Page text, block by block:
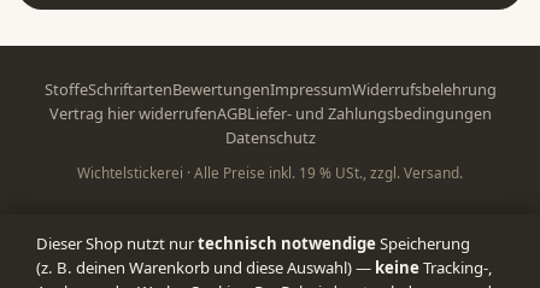
StoffeSchriftartenBewertungenImpressumWiderrufsbelehrung
Vertrag hier widerrufenAGBLiefer- und Zahlungsbedingungen
Datenschutz
Wichtelstickerei · Alle Preise inkl. 19 % USt., zzgl. Versand.
Dieser Shop nutzt nurtechnisch notwendigeSpeicherung
(z. B. deinen Warenkorb und diese Auswahl) — keineTracking-,